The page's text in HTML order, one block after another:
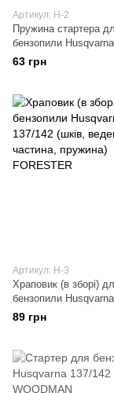
Артикул: H-2
Пружина стартера
бензопили
FORESTER
63 грн
Артикул: H-3
Храповик (в зборі)
бензопили
(шків, ведена частина,
пружина) FORESTER
89 грн